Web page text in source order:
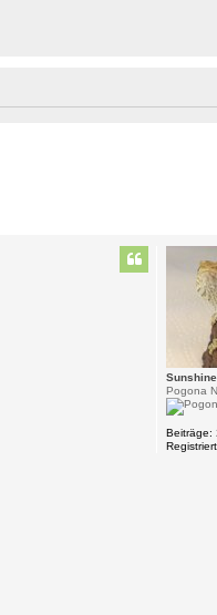
Pogona
Beiträge: